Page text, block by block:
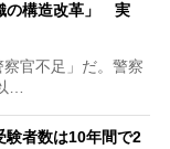
の構造改革」 実
官不足」だ。警察
…
験者数は10年間で2